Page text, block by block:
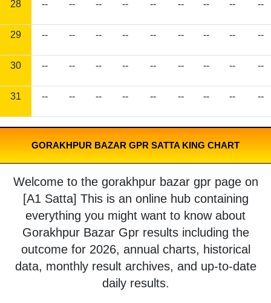
28 -- -- -- -- -- -- -- -- --
29 -- -- -- -- -- -- -- -- --
30 -- -- -- -- -- -- -- -- --
31 -- -- -- -- -- -- -- -- --
GORAKHPUR BAZAR GPR SATTA KING CHART
Welcome to the gorakhpur bazar gpr page on
[A1 Satta] This is an online hub containing
everything you might want to know about
Gorakhpur Bazar Gpr results including the
outcome for 2026, annual charts, historical
data, monthly result archives, and up-to-date
daily results.